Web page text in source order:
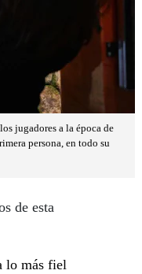
jugadores a la época de
persona, en todo su
de esta
lo más fiel